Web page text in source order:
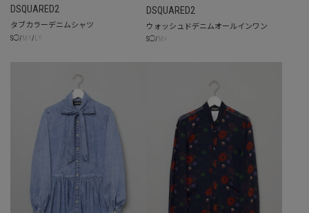
DSQUARED2
タブカラーデニムシャツ
S◯/ /
DSQUARED2
ウォッシュドデニムオールインワン
S◯/